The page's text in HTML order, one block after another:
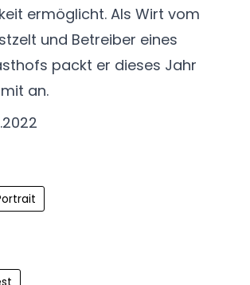
ermöglicht. Als Wirt vom
und Betreiber eines
packt er dieses Jahr
an.